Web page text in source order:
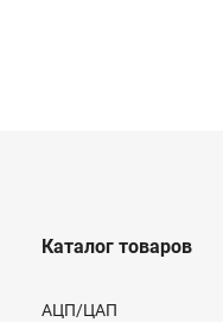
Каталог товаров
АЦП/ЦАП